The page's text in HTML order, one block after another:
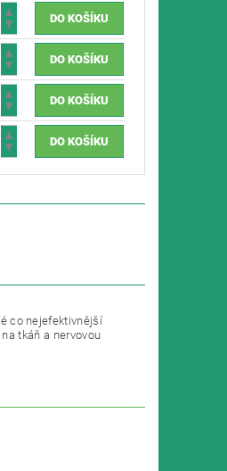
co nejefektivnější
tkáň a nervovou